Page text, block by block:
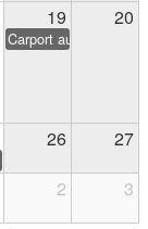
19 20
Carport aufstellen
26 27
2 3